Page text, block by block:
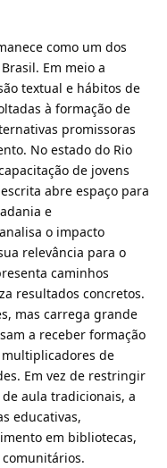
como um dos
Em meio a
textual e hábitos de
à formação de
promissoras
No estado do Rio
de jovens
abre espaço para
e
o impacto
relevância para o
caminhos
resultados concretos.
mas carrega grande
a receber formação
de
Em vez de restringir
aula tradicionais, a
educativas,
em bibliotecas,